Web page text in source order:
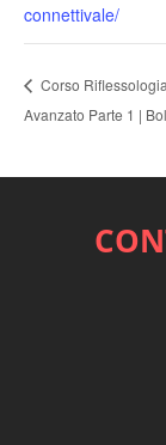
connettivale/
Corso
Avanzato Parte 1 |